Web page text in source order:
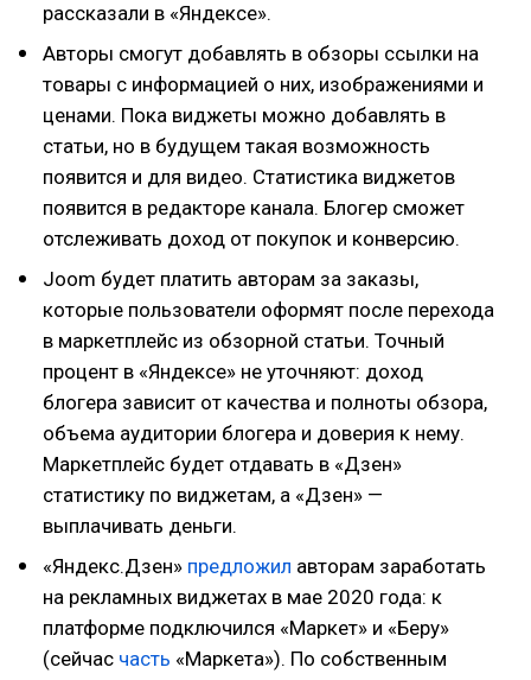
рассказали в «Яндексе».
Авторы смогут добавлять в обзоры ссылки на
товары с информацией о них, изображениями и
ценами. Пока виджеты можно добавлять в
статьи, но в будущем такая возможность
появится и для видео. Статистика виджетов
появится в редакторе канала. Блогер сможет
отслеживать доход от покупок и конверсию.
Joom будет платить авторам за заказы,
которые пользователи оформят после перехода
в маркетплейс из обзорной статьи. Точный
процент в «Яндексе» не уточняют: доход
блогера зависит от качества и полноты обзора,
объема аудитории блогера и доверия к нему.
Маркетплейс будет отдавать в «Дзен»
статистику по виджетам, а «Дзен» —
выплачивать деньги.
«Яндекс.Дзен» предложил авторам заработать
на рекламных виджетах в мае 2020 года: к
платформе подключился «Маркет» и «Беру»
(сейчас часть «Маркета»). По собственным